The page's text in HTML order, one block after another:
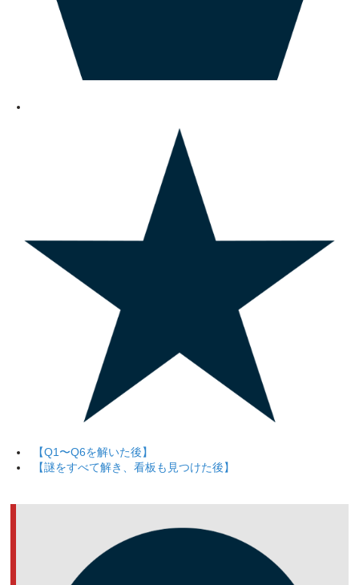
【Q1〜Q6を解いた後】
【謎をすべて解き、看板も見つけた後】